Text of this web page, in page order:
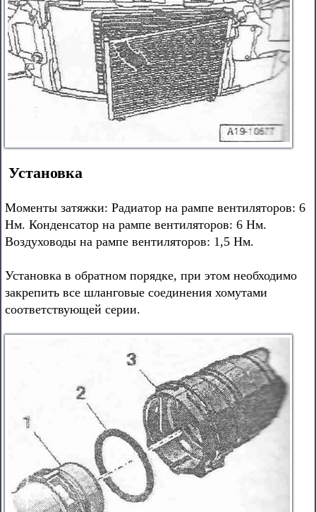
Установка
Моменты затяжки: Радиатор на рампе вентиляторов: 6
Нм. Конденсатор на рампе вентиляторов: 6 Нм.
Воздуховоды на рампе вентиляторов: 1,5 Нм.
Установка в обратном порядке, при этом необходимо
закрепить все шланговые соединения хомутами
соответствующей серии.